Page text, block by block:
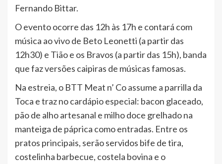
Fernando Bittar.
O evento ocorre das 12h às 17h e contará com
música ao vivo de Beto Leonetti (a partir das
12h30) e Tião e os Bravos (a partir das 15h), banda
que faz versões caipiras de músicas famosas.
Na estreia, o BTT Meat n’ Co assume a parrilla da
Toca e traz no cardápio especial: bacon glaceado,
pão de alho artesanal e milho doce grelhado na
manteiga de páprica como entradas. Entre os
pratos principais, serão servidos bife de tira,
costelinha barbecue, costela bovina e o